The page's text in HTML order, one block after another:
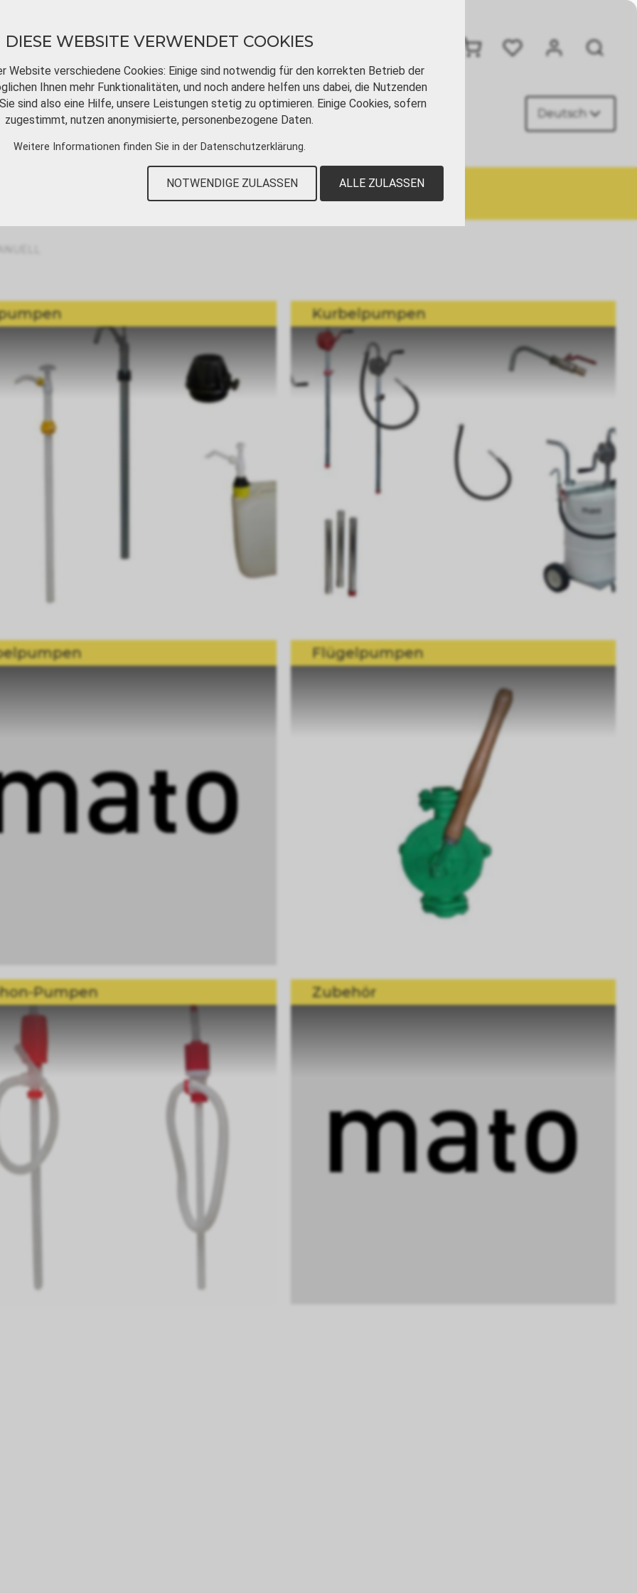
DOWNLOADS VIDEOTUTORIALS KONTAKT Deutsch
Kurbelpumpen
Flügelpumpen
Pumpen Zubehör
DIESE WEBSITE VERWENDET COOKIES
Website verschiedene Cookies: Einige sind notwendig für den korrekten Betrieb der
Ihnen mehr Funktionalitäten, und noch andere helfen uns dabei, die Nutzenden
sind also eine Hilfe, unsere Leistungen stetig zu optimieren. Einige Cookies, sofern
zugestimmt, nutzen anonymisierte, personenbezogene Daten.
Weitere Informationen finden Sie in der Datenschutzerklärung.
NOTWENDIGE ZULASSEN ALLE ZULASSEN